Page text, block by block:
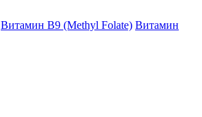
Витамин B9 (Methyl Folate) Витамин